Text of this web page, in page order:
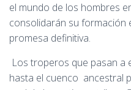
el mundo de los hombres
consolidarán su formación
promesa definitiva.
Los troperos que pasan a
hasta el cuenco ancestral